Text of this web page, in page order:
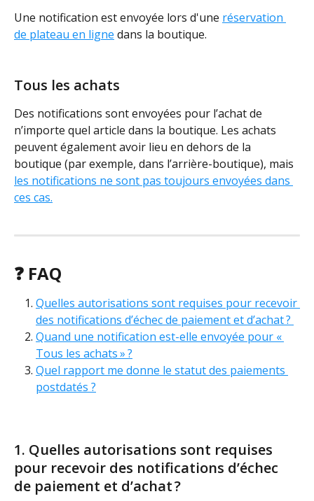
Une notification est envoyée lors d'une réservation
de plateau en ligne dans la boutique.
Tous les achats
Des notifications sont envoyées pour l’achat de
n’importe quel article dans la boutique. Les achats
peuvent également avoir lieu en dehors de la
boutique (par exemple, dans l’arrière-boutique), mais
les notifications ne sont pas toujours envoyées dans
ces cas.
❓ FAQ
Quelles autorisations sont requises pour recevoir
des notifications d’échec de paiement et d’achat ?
Quand une notification est-elle envoyée pour «
Tous les achats » ?
Quel rapport me donne le statut des paiements
postdatés ?
1. Quelles autorisations sont requises
pour recevoir des notifications d’échec
de paiement et d’achat ?